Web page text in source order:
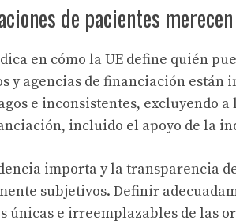
de pacientes
en cómo la UE define quién
y agencias de financiación
e inconsistentes, excluyendo
incluido el apoyo de la
importa y la transparencia
subjetivos. Definir
únicas e irreemplazables de las